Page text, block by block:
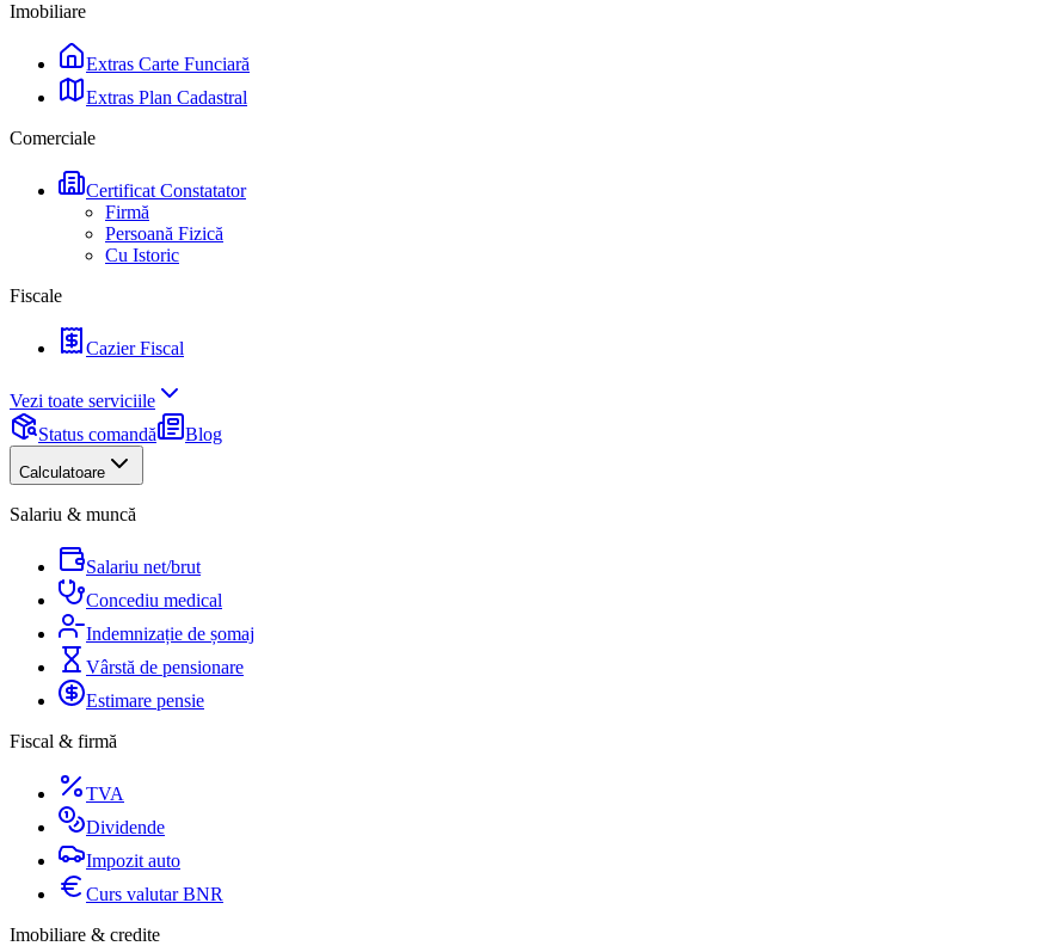
Imobiliare
Extras Carte Funciară
Extras Plan Cadastral
Comerciale
Certificat Constatator
Firmă
Persoană Fizică
Cu Istoric
Fiscale
Cazier Fiscal
Vezi toate serviciile
Status comandă
Blog
Calculatoare
Salariu & muncă
Salariu net/brut
Concediu medical
Indemnizație de șomaj
Vârstă de pensionare
Estimare pensie
Fiscal & firmă
TVA
Dividende
Impozit auto
Curs valutar BNR
Imobiliare & credite